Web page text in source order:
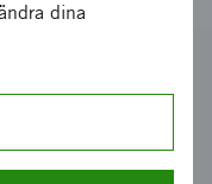
dina